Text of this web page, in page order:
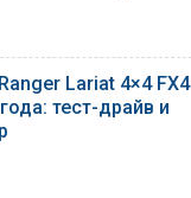
Lariat 4×4 FX4
тест-драйв и